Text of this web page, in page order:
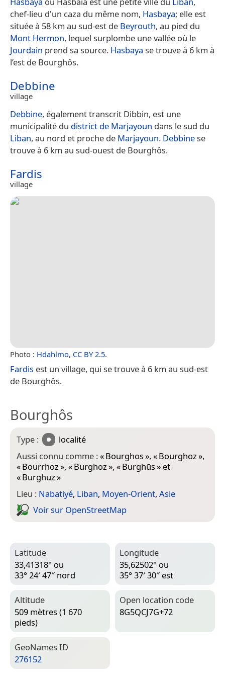
chef-lieu d'un caza du même nom, Hasbaya; elle est
située à 58 km au sud-est de Beyrouth, au pied du
Mont Hermon, lequel surplombe une vallée où le
Jourdain prend sa source. Hasbaya se trouve à 6 km à
l’est de Bourghôs.
Debbine
village
Debbine, également transcrit Dibbin, est une
municipalité du district de Marjayoun dans le sud du
Liban, au nord et proche de Marjayoun. Debbinese
trouve à 6 km au sud-ouest de Bourghôs.
Fardis
village
Photo : Hdahlmo, CC BY 2.5.
Fardis est un village, qui se trouve à 6 km au sud-est
de Bourghôs.
Bourghôs
Type :
localité
Aussi connu comme :«Bourghos», «Bourghoz»,
«Bourrhoz», «Burghoz», «Burghūs» et
«Burghuz»
Lieu : Nabatiyé, Liban, Moyen-Orient, Asie
Voir sur Open­Street­Map
Latitude
33,41318° ou
33° 24′ 47″ nord
Longitude
35,62502° ou
35° 37′ 30″ est
Altitude
509 mètres (1 670
pieds)
Open location code
8G5QCJ7G+72
Geo­Names ID
276152